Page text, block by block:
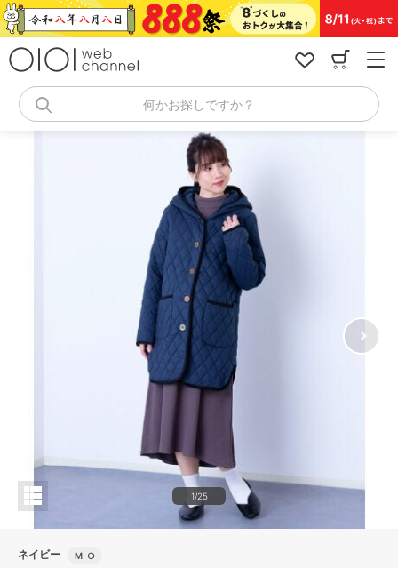
コ
ン
何かお探しですか？
1/25
ネイビー M ○